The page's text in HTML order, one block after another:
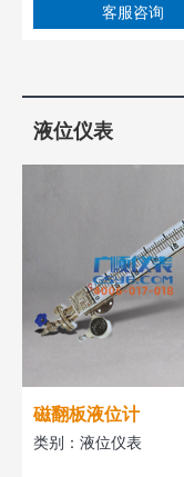
客服咨询
液位仪表
磁翻板液位计
类别： 液位仪表